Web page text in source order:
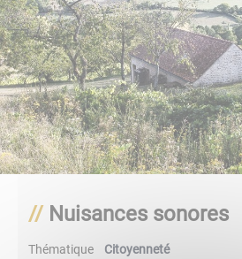
Nuisances sonores
Thématique Citoyenneté